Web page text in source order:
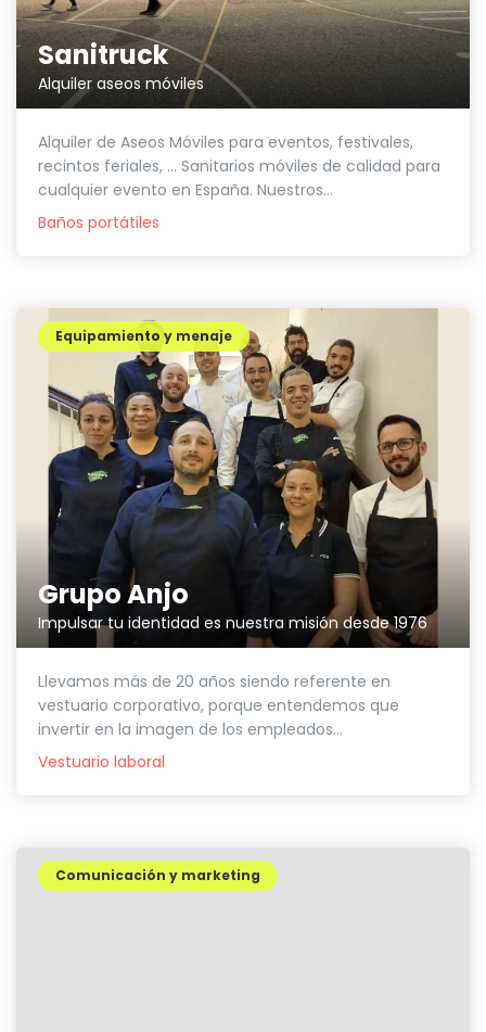
Sanitruck
Alquiler aseos móviles
Alquiler de Aseos Móviles para eventos, festivales,
recintos feriales, ... Sanitarios móviles de calidad para
cualquier evento en España. Nuestros...
Baños portátiles
Grupo Anjo
Impulsar tu identidad es nuestra misión desde 1976
Equipamiento y menaje
Llevamos más de 20 años siendo referente en
vestuario corporativo, porque entendemos que
invertir en la imagen de los empleados...
Vestuario laboral
Comunicación y marketing